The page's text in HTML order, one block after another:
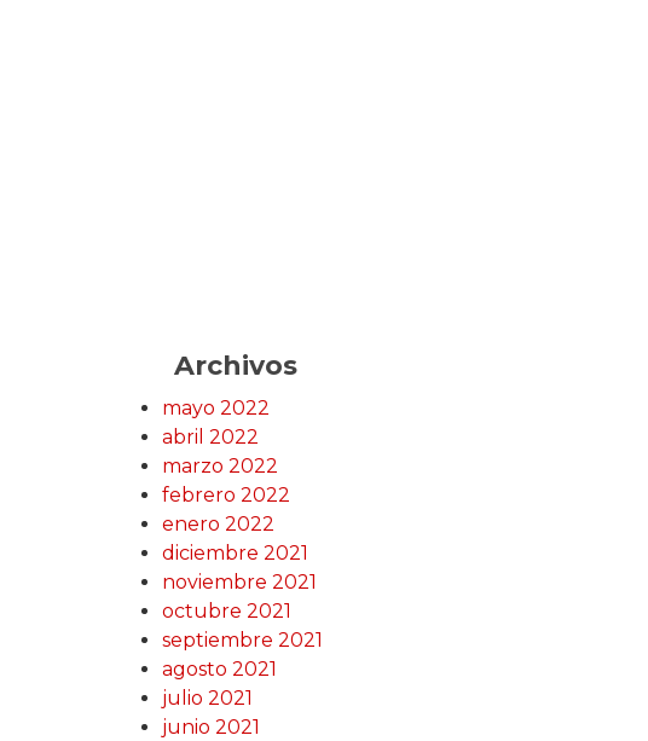
Archivos
mayo 2022
abril 2022
marzo 2022
febrero 2022
enero 2022
diciembre 2021
noviembre 2021
octubre 2021
septiembre 2021
agosto 2021
julio 2021
junio 2021